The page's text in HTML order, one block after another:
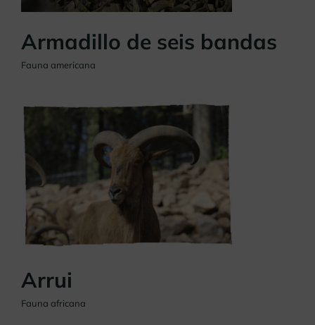
Armadillo de seis bandas
Fauna americana
Arrui
Fauna africana